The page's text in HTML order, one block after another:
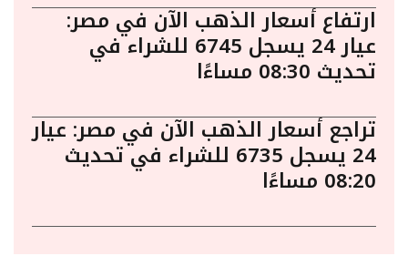
ارتفاع أسعار الذهب الآن في مصر:
عيار 24 يسجل 6745 للشراء في
تحديث 08:30 مساءًا
تراجع أسعار الذهب الآن في مصر: عيار
24 يسجل 6735 للشراء في تحديث
08:20 مساءًا